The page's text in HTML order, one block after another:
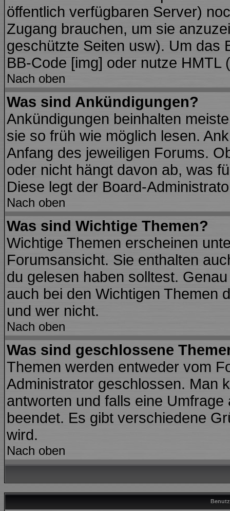
öffentlich verfügbaren Server)
Zugang brauchen, um sie
geschützte Seiten usw). Um das
BB-Code [img] oder nutze HMTL
Nach oben
Was sind Ankündigungen?
Ankündigungen beinhalten
sie so früh wie möglich lesen.
Anfang des jeweiligen Forums.
oder nicht hängt davon ab, was
Diese legt der Board-
Nach oben
Was sind Wichtige Themen?
Wichtige Themen erscheinen
Forumsansicht. Sie enthalten
du gelesen haben solltest.
auch bei den Wichtigen Themen
und wer nicht.
Nach oben
Was sind geschlossene
Themen werden entweder vom
Administrator geschlossen. Man
antworten und falls eine
beendet. Es gibt verschiedene
wird.
Nach oben